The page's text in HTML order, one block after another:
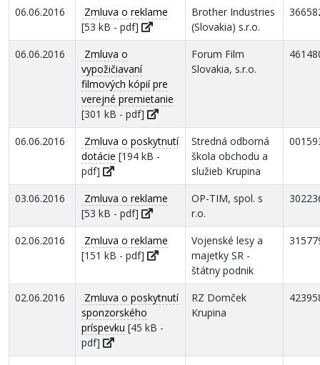
06.06.2016
Zmluva o reklame
[53 kB - pdf]
Brother Industries
(Slovakia) s.r.o.
06.06.2016
Zmluva o
vypožičiavaní
filmových kópií pre
verejné premietanie
[301 kB - pdf]
Forum Film
Slovakia, s.r.o.
06.06.2016
Zmluva o poskytnutí
dotácie [194 kB -
pdf]
Stredná odborná
škola obchodu a
služieb Krupina
03.06.2016
Zmluva o reklame
[53 kB - pdf]
OP-TIM, spol. s
r.o.
02.06.2016
Zmluva o reklame
[151 kB - pdf]
Vojenské lesy a
majetky SR -
štátny podnik
02.06.2016
Zmluva o poskytnutí
sponzorského
príspevku [45 kB -
pdf]
RZ Domček
Krupina